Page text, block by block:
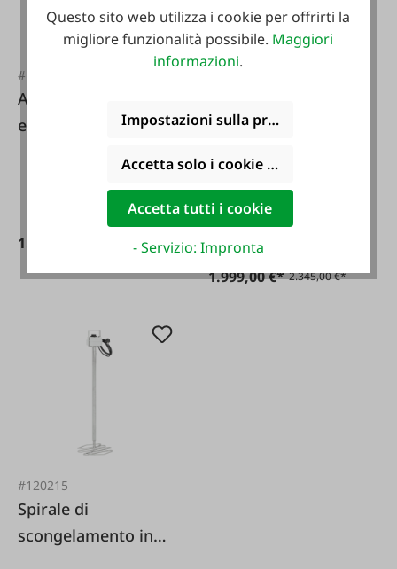
#120233
Agitatore per crema
e miele 400V
1.149,00 €*
Agitatore per miele
e panna con
riscaldamento 230V
70kg/50l
1.999,00 €* 2.345,00 €*
#120215
Spirale di
scongelamento in
Questo sito web utilizza i cookie per offrirti la
migliore funzionalità possibile. Maggiori
informazioni.
Impostazioni sulla privacy
Accetta solo i cookie funzionali
Accetta tutti i cookie
- Servizio: Impronta